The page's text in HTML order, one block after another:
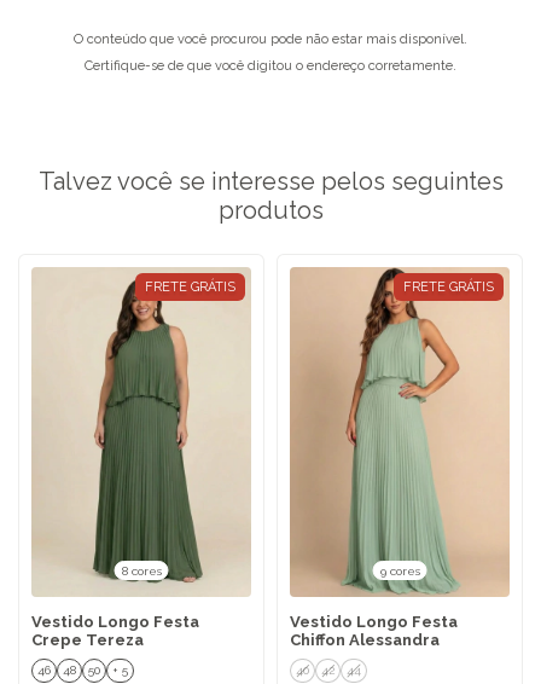
O conteúdo que você procurou pode não estar mais disponível.
Certifique-se de que você digitou o endereço corretamente.
Talvez você se interesse pelos seguintes
produtos
FRETE GRÁTIS
8 cores
Vestido Longo Festa
Crepe Tereza
46 48 50 + 5
FRETE GRÁTIS
9 cores
Vestido Longo Festa
Chiffon Alessandra
40 42 44